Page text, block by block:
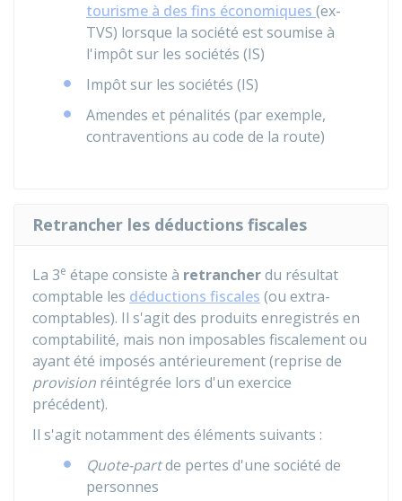
tourisme à des fins économiques (ex-
TVS) lorsque la société est soumise à
l'impôt sur les sociétés (IS)
Impôt sur les sociétés (IS)
Amendes et pénalités (par exemple,
contraventions au code de la route)
Retrancher les déductions fiscales
La 3e étape consiste à retrancherdu résultat
comptable les déductions fiscales (ou extra-
comptables). Il s'agit des produits enregistrés en
comptabilité, mais non imposables fiscalement ou
ayant été imposés antérieurement (reprise de
provision réintégrée lors d'un exercice
précédent).
Il s'agit notamment des éléments suivants :
Quote-partde pertes d'une société de
personnes